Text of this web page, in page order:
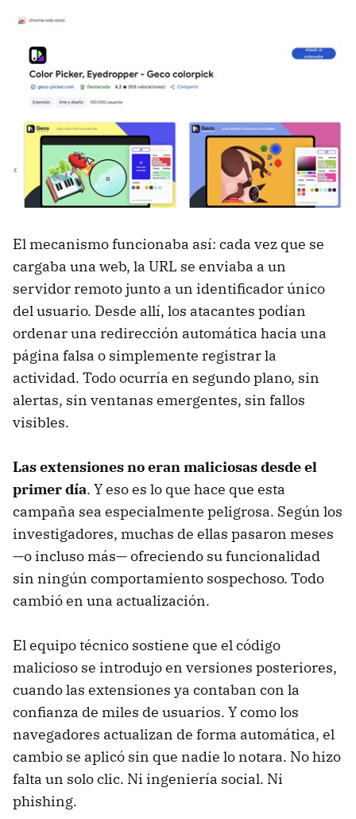
El mecanismo funcionaba así: cada vez que se
cargaba una web, la URL se enviaba a un
servidor remoto junto a un identificador único
del usuario. Desde allí, los atacantes podían
ordenar una redirección automática hacia una
página falsa o simplemente registrar la
actividad. Todo ocurría en segundo plano, sin
alertas, sin ventanas emergentes, sin fallos
visibles.
Las extensiones no eran maliciosas desde el
primer día. Y eso es lo que hace que esta
campaña sea especialmente peligrosa. Según los
investigadores, muchas de ellas pasaron meses
—o incluso más— ofreciendo su funcionalidad
sin ningún comportamiento sospechoso. Todo
cambió en una actualización.
El equipo técnico sostiene que el código
malicioso se introdujo en versiones posteriores,
cuando las extensiones ya contaban con la
confianza de miles de usuarios. Y como los
navegadores actualizan de forma automática, el
cambio se aplicó sin que nadie lo notara. No hizo
falta un solo clic. Ni ingeniería social. Ni
phishing.